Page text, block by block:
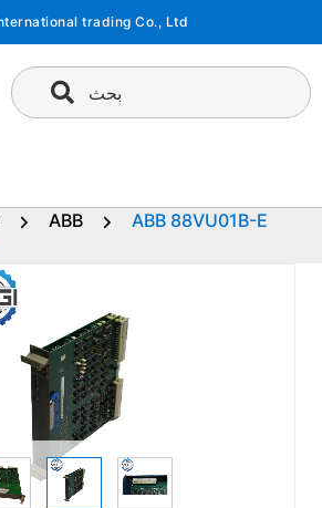
trading Co., Ltd
بحث
ABB
ABB 88VU01B-E